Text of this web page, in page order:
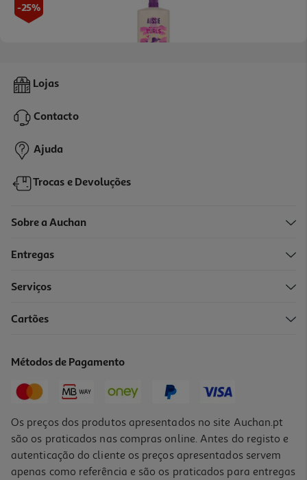
-25%
Champô Aussie Curls 1000 Ml
Price reduced from
25,99 €to
19,49 €
Lojas
Contacto
Ajuda
Trocas e Devoluções
Sobre a Auchan
Entregas
Serviços
Cartões
Métodos de Pagamento
Os preços dos produtos apresentados no site Auchan.pt
são os praticados nas compras online. Antes do registo e
autenticação do cliente os preços apresentados servem
apenas como referência e são os praticados para entregas